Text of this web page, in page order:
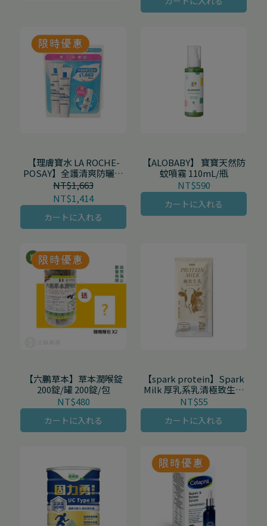
【理膚寶水 LA ROCHE-
POSAY】全護清爽防曬液
透明色雙入組
NT$1,414
NT$1,663
カートに入れる
【ALOBABY】 寶寶天然防
蚊噴霧 110mL/瓶
NT$590
カートに入れる
【六鵬草本】草本潤喉錠
200錠/罐 200錠/包
NT$480
カートに入れる
【spark protein】Spark
Milk 厚乳系乳清極致生乳
（無甜味）30g/包
NT$55
カートに入れる